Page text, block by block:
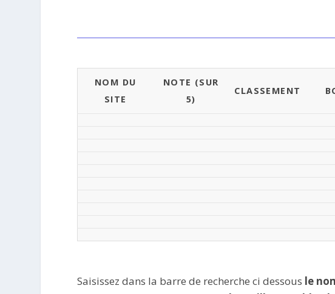
NOM DU
SITE
NOTE (SUR
5)
CLASSEMENT
Saisissez dans la barre de recherche ci dessous le